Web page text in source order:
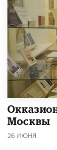
Москвы
26 ИЮНЯ